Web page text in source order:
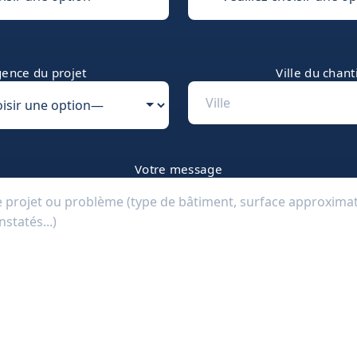
du projet Ville du
Votre message